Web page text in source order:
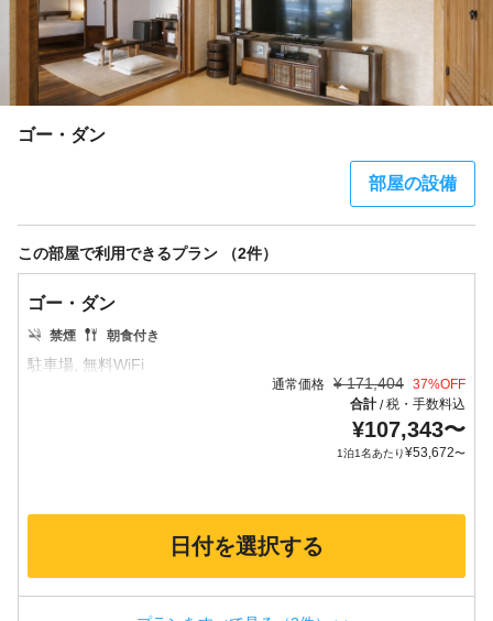
ゴー・ダン
部屋の設備
この部屋で利用できるプラン （2件）
ゴー・ダン
禁煙 朝食付き
通常価格 ¥ 171,404 37%OFF
合計/税・手数料込
¥107,343〜
1泊1名あたり¥53,672〜
日付を選択する